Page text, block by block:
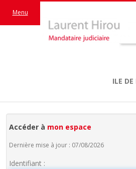
ILE
Menu
Accéder à mon espace
Dernière mise à jour : 07/08/2026
Identifiant :